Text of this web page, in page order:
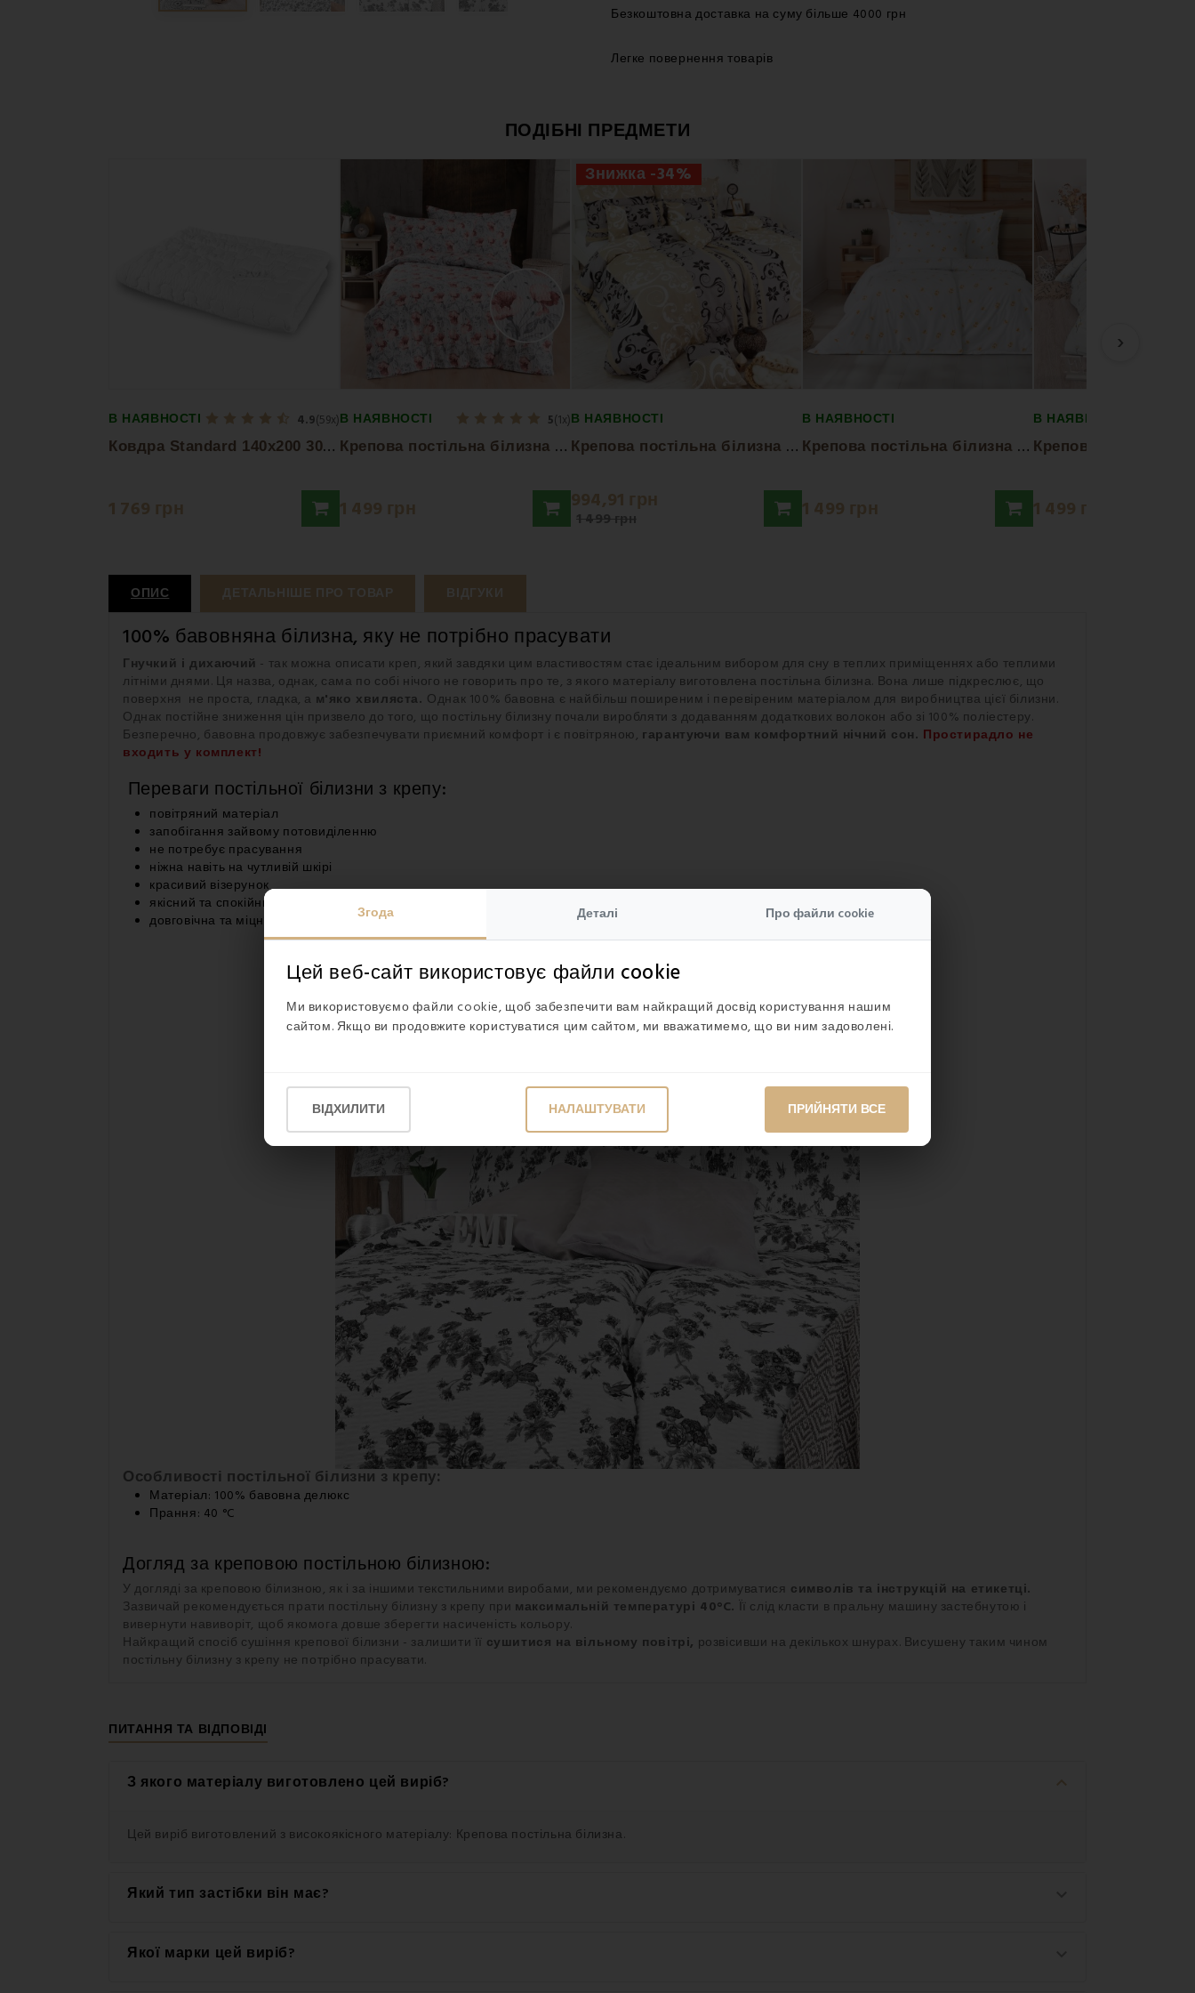
Згода Деталі Про файли cookie
Цей веб-сайт використовує файли cookie
Ми використовуємо файли cookie, щоб забезпечити вам найкращий досвід користування нашим
сайтом. Якщо ви продовжите користуватися цим сайтом, ми вважатимемо, що ви ним задоволені.
ВІДХИЛИТИ НАЛАШТУВАТИ ПРИЙНЯТИ ВСЕ
Безкоштовна доставка на суму більше 4000 грн
Легке повернення товарів
ПОДІБНІ ПРЕДМЕТИ
В НАЯВНОСТІ 4.9(59x)
К
овдра Standard 140x200 300 g/m² EMI
1 769 грн
В НАЯВНОСТІ 5(1x)
К
репова постільна білизна Karin EMI
1 499 грн
Знижка -34%
В НАЯВНОСТІ
К
репова постільна білизна Lilien...
994,91 грн
1 499 грн
В НАЯВНОСТІ
К
репова постільна білизна Leon EMI
1 499 грн
В НАЯВНОСТІ
1 499 грн
›
ОПИС ДЕТАЛЬНІШЕ ПРО ТОВАР ВІДГУКИ
100% бавовняна білизна, яку не потрібно прасувати
Гнучкий і дихаючий - так можна описати креп, який завдяки цим властивостям стає ідеальним вибором для сну в теплих приміщеннях або теплими
літніми днями. Ця назва, однак, сама по собі нічого не говорить про те, з якого матеріалу виготовлена постільна білизна. Вона лише підкреслює, що
поверхня не проста, гладка, а м'яко хвиляста. Однак 100% бавовна є найбільш поширеним і перевіреним матеріалом для виробництва цієї білизни.
Однак постійне зниження цін призвело до того, що постільну білизну почали виробляти з додаванням додаткових волокон або зі 100% поліестеру.
Безперечно, бавовна продовжує забезпечувати приємний комфорт і є повітряною, гарантуючи вам комфортний нічний сон. Простирадло не
входить у комплект!
Переваги постільної білизни з крепу:
повітряний матеріал
запобігання зайвому потовиділенню
не потребує прасування
ніжна навіть на чутливій шкірі
красивий візерунок
якісний та спокійний сон
довговічна та міцна бавовна
Особливості постільної білизни з крепу:
Матеріал: 100% бавовна делюкс
Прання: 40 °C
Догляд за креповою постільною білизною:
У догляді за креповою білизною, як і за іншими текстильними виробами, ми рекомендуємо дотримуватися символів та інструкцій на етикетці.
Зазвичай рекомендується прати постільну білизну з крепу при максимальній температурі 40°C. Її слід класти в пральну машину застебнутою і
вивернути навиворіт, щоб якомога довше зберегти насиченість кольору.
Найкращий спосіб сушіння крепової білизни - залишити її сушитися на вільному повітрі, розвісивши на декількох шнурах. Висушену таким чином
постільну білизну з крепу не потрібно прасувати.
ΠИТАННЯ ТА ВІДПОВІДІ
З якого матеріалу виготовлено цей виріб? keyboard_arrow_down
Цей виріб виготовлений з високоякісного матеріалу: Крепова постільна білизна.
Який тип застібки він має?
Цей виріб має зручну застібку на ґудзики.
Якої марки цей виріб?